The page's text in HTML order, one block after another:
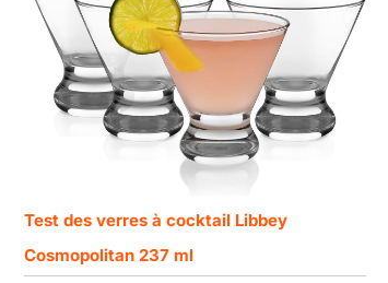
Test des verres à cocktail Libbey
Cosmopolitan 237 ml